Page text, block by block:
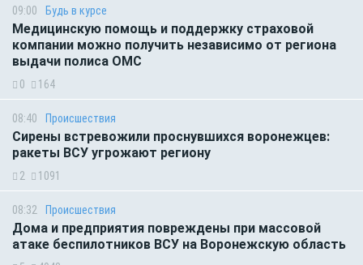
09:00 Будь в курсе
Медицинскую помощь и поддержку страховой
компании можно получить независимо от региона
выдачи полиса ОМС
0 164
08:40 Происшествия
Сирены встревожили проснувшихся воронежцев:
ракеты ВСУ угрожают региону
2 1091
08:32 Происшествия
Дома и предприятия повреждены при массовой
атаке беспилотников ВСУ на Воронежскую область